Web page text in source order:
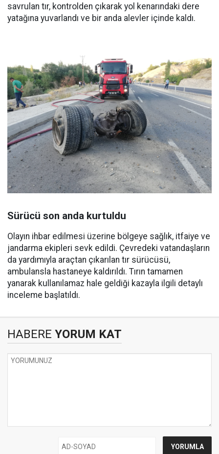
savrulan tır, kontrolden çıkarak yol kenarındaki dere
yatağına yuvarlandı ve bir anda alevler içinde kaldı.
Sürücü son anda kurtuldu
Olayın ihbar edilmesi üzerine bölgeye sağlık, itfaiye ve
jandarma ekipleri sevk edildi. Çevredeki vatandaşların
da yardımıyla araçtan çıkarılan tır sürücüsü,
ambulansla hastaneye kaldırıldı. Tırın tamamen
yanarak kullanılamaz hale geldiği kazayla ilgili detaylı
inceleme başlatıldı.
HABERE YORUM KAT